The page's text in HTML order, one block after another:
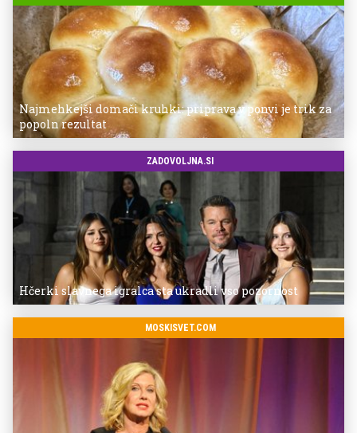
Najmehkejši domači kruhki: priprava v ponvi je trik za
popoln rezultat
ZADOVOLJNA.SI
Hčerki slavnega igralca sta ukradli vso pozornost
MOSKISVET.COM